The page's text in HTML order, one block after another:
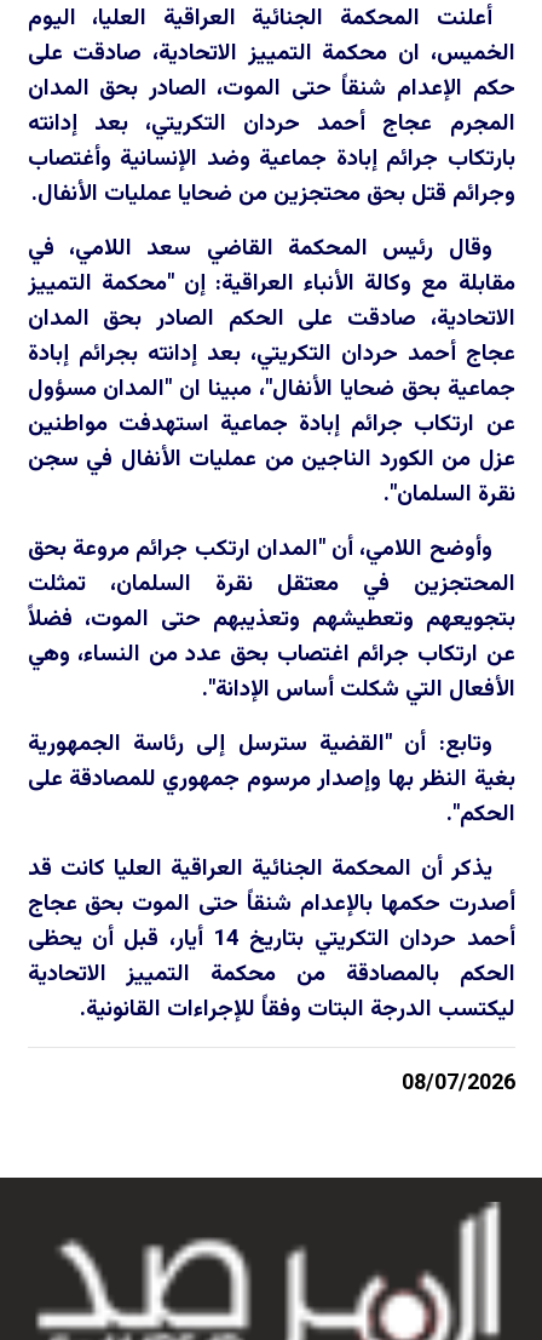
أعلنت المحكمة الجنائية العراقية العليا، اليوم
الخميس، ان محكمة التمييز الاتحادية، صادقت على
حكم الإعدام شنقاً حتى الموت، الصادر بحق المدان
المجرم عجاج أحمد حردان التكريتي، بعد إدانته
بارتكاب جرائم إبادة جماعية وضد الإنسانية وأغتصاب
وجرائم قتل بحق محتجزين من ضحايا عمليات الأنفال.
وقال رئيس المحكمة القاضي سعد اللامي، في
مقابلة مع وكالة الأنباء العراقية: إن "محكمة التمييز
الاتحادية، صادقت على الحكم الصادر بحق المدان
عجاج أحمد حردان التكريتي، بعد إدانته بجرائم إبادة
جماعية بحق ضحايا الأنفال"، مبينا ان "المدان مسؤول
عن ارتكاب جرائم إبادة جماعية استهدفت مواطنين
عزل من الكورد الناجين من عمليات الأنفال في سجن
نقرة السلمان".
وأوضح اللامي، أن "المدان ارتكب جرائم مروعة بحق
المحتجزين في معتقل نقرة السلمان، تمثلت
بتجويعهم وتعطيشهم وتعذيبهم حتى الموت، فضلاً
عن ارتكاب جرائم اغتصاب بحق عدد من النساء، وهي
الأفعال التي شكلت أساس الإدانة".
وتابع: أن "القضية سترسل إلى رئاسة الجمهورية
بغية النظر بها وإصدار مرسوم جمهوري للمصادقة على
الحكم".
يذكر أن المحكمة الجنائية العراقية العليا كانت قد
أصدرت حكمها بالإعدام شنقاً حتى الموت بحق عجاج
أحمد حردان التكريتي بتاريخ 14 أيار، قبل أن يحظى
الحكم بالمصادقة من محكمة التمييز الاتحادية
ليكتسب الدرجة البتات وفقاً للإجراءات القانونية.
08/07/2026